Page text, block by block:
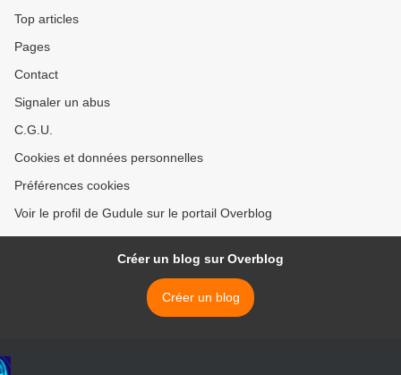
Top articles
Pages
Contact
Signaler un abus
C.G.U.
Cookies et données personnelles
Préférences cookies
Voir le profil de Gudule sur le portail Overblog
Créer un blog sur Overblog
Créer un blog